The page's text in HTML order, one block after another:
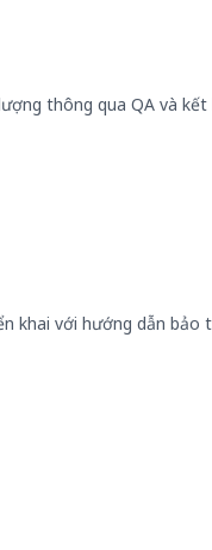
thông qua QA và kết
khai với hướng dẫn bảo